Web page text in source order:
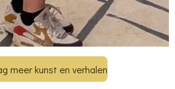
meer kunst en verhalen